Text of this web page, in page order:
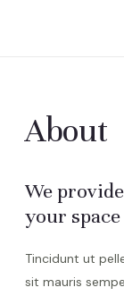
About
We
your space
Tincidunt ut
sit mauris